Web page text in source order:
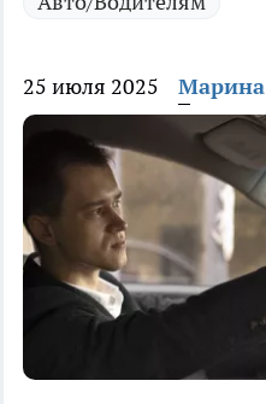
25 июля 2025